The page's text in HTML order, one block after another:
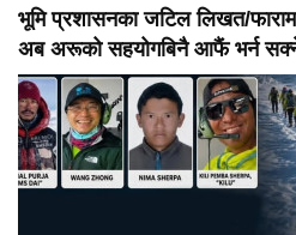
भूमि प्रशासनका जटिल लिखत/
अब अरूको सहयोगबिनै आफैं भर्न